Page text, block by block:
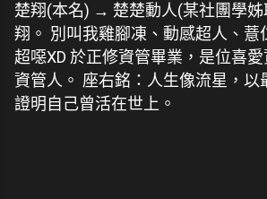
楚翔(本名) → 楚楚動人(某社團學
翔。 別叫我雞腳凍、動感超人、薏
超噁XD 於正修資管畢業，是位喜
資管人。 座右銘：人生像流星，以
證明自己曾活在世上。